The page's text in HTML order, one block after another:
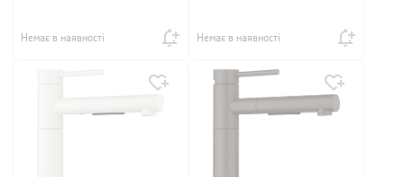
Немає в наявності Немає в наявності